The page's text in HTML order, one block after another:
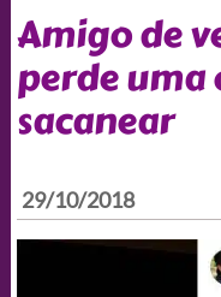
Amigo de
perde
sacanear
29/10/2018